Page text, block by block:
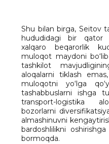
Shu bilan birga, Seitov
hududidagi bir qator
xalqaro beqarorlik
muloqot maydoni
tashkilot
aloqalarni tiklash
muloqotni yo‘lga
tashabbuslarni ishga
transport-logistika
bozorlarni
almashinuvni
bardoshlilikni
bormoqda.